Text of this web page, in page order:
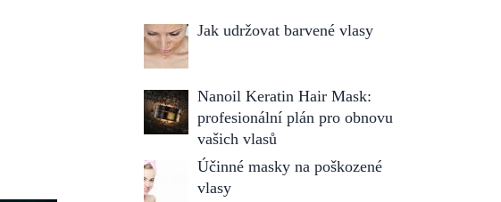
Jak udržovat barvené vlasy
Nanoil Keratin Hair Mask:
profesionální plán pro obnovu
vašich vlasů
Účinné masky na poškozené
vlasy